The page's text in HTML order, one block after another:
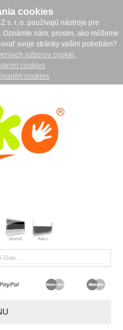
cookies
s. r. o. používajú nástroje pre
nám, prosím, ako môžeme
svoje stránky vašim potrebám?
súborov cookie.
cookies
cookies